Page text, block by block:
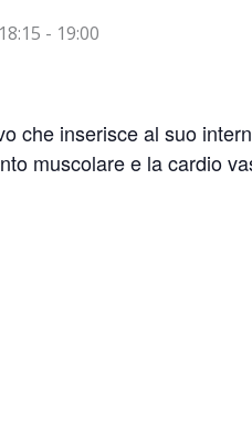
- 19:00
che inserisce al suo
muscolare e la cardio